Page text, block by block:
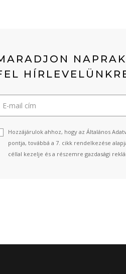
Hozzájárulok ahhoz, hogy az Általános
pontja, továbbá a 7. cikk rendelkezése
céllal kezelje és a részemre gazdasági